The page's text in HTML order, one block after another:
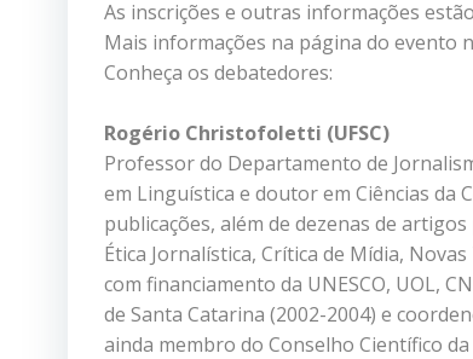
As inscrições e outras informações
Mais informações na página do evento
Conheça os debatedores:
Rogério Christofoletti (UFSC)
Professor do Departamento de
em Linguística e doutor em Ciências da
publicações, além de dezenas de
Ética Jornalística, Crítica de Mídia,
com financiamento da UNESCO, UOL,
de Santa Catarina (2002-2004) e
ainda membro do Conselho Científico